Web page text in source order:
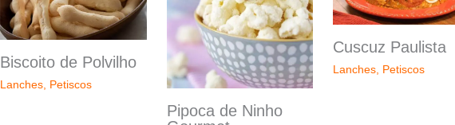
Biscoito de Polvilho
Lanches, Petiscos
Pipoca de Ninho
Cuscuz Paulista
Lanches Petiscos